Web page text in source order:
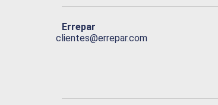
Errepar
clientes@errepar.com